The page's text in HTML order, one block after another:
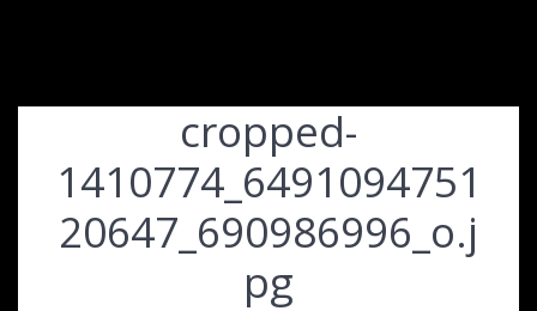
cropped-
1410774_6491094751
20647_690986996_o.j
pg